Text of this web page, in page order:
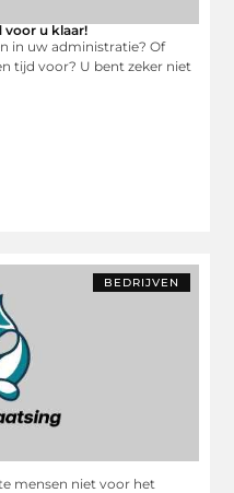
voor u klaar!
in uw administratie? Of
tijd voor? U bent zeker niet
BEDRIJVEN
mensen niet voor het